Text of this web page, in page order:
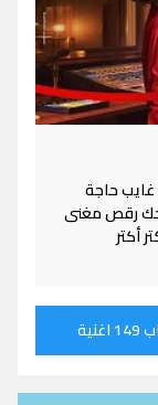
غايب حاجة
رقص مغنى
أكتر